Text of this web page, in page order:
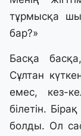
тұрмысқа
бар?»
Басқа
Сұлтан
емес, кез-
білетін.
болды. Ол